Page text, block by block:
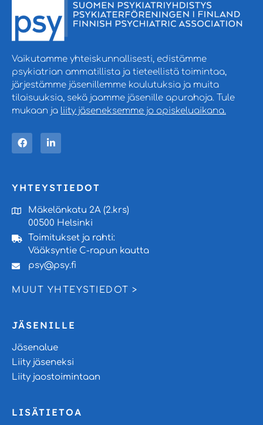
Vaikutamme yhteiskunnallisesti, edistämme
psykiatrian ammatillista ja tieteellistä toimintaa,
järjestämme jäsenillemme koulutuksia ja muita
tilaisuuksia, sekä jaamme jäsenille apurahoja. Tule
mukaan ja liity jäseneksemme jo opiskeluaikana.
YHTEYSTIEDOT
Mäkelänkatu 2A (2.krs)
00500 Helsinki
Toimitukset ja rahti:
Vääksyntie C-rapun kautta
psy@psy.fi
MUUT YHTEYSTIEDOT >
JÄSENILLE
Jäsenalue
Liity jäseneksi
Liity jaostoimintaan
LISÄTIETOA